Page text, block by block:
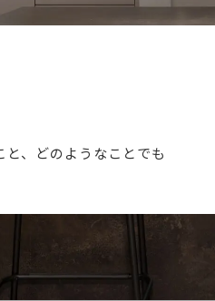
、どのようなことでも